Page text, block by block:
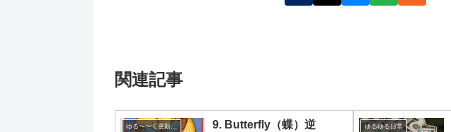
関連記事
ゆる〜〜く更新の日めくり 9. Butterfly（蝶）逆 ゆるゆる日常